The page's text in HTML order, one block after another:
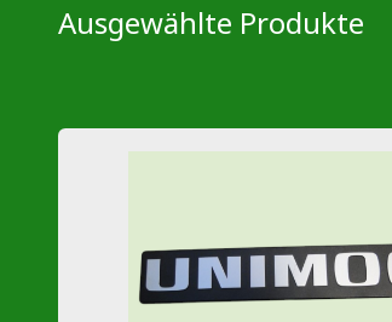
Ausgewählte Produkte